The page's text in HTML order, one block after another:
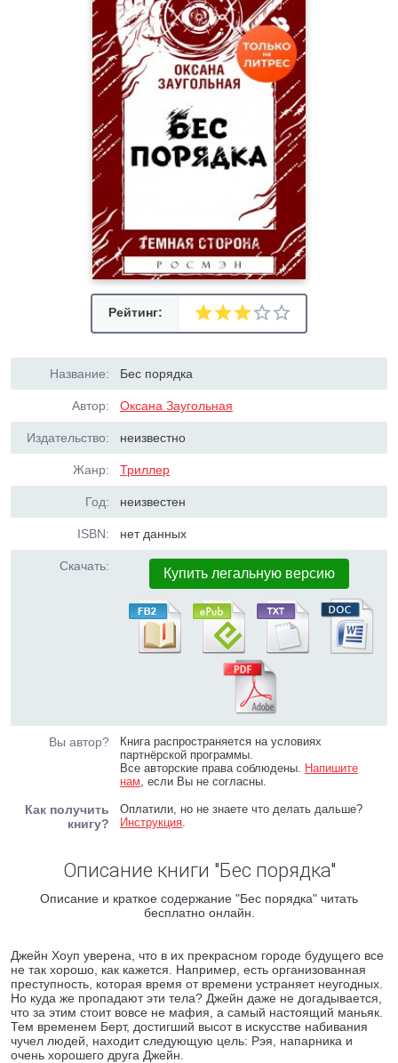
Рейтинг:
Название: Бес порядка
Автор: Оксана Заугольная
Издательство: неизвестно
Жанр: Триллер
Год: неизвестен
ISBN: нет данных
Скачать: Купить легальную версию
Вы автор?
Книга распространяется на условиях
партнёрской программы.
Все авторские права соблюдены. Напишите
нам, если Вы не согласны.
Как получить
книгу?
Оплатили, но не знаете что делать дальше?
Инструкция.
Описание книги "Бес порядка"
Описание и краткое содержание "Бес порядка" читать
бесплатно онлайн.
Джейн Хоуп уверена, что в их прекрасном городе будущего все
не так хорошо, как кажется. Например, есть организованная
преступность, которая время от времени устраняет неугодных.
Но куда же пропадают эти тела? Джейн даже не догадывается,
что за этим стоит вовсе не мафия, а самый настоящий маньяк.
Тем временем Берт, достигший высот в искусстве набивания
чучел людей, находит следующую цель: Рэя, напарника и
очень хорошего друга Джейн.